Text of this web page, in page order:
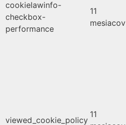
cookielawinfo-
checkbox-
performance
11
mesiacov
viewed_cookie_policy
11